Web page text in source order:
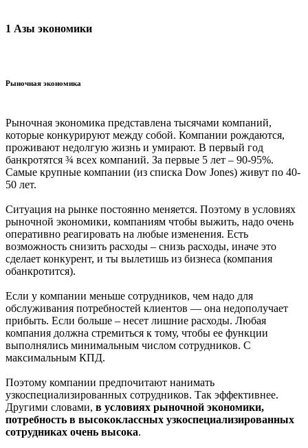
1 Азы экономики
Рыночная экономика
Рыночная экономика представлена тысячами компаний,
которые конкурируют между собой. Компании рождаются,
проживают недолгую жизнь и умирают. В первый год
банкротятся ¾ всех компаний. За первые 5 лет – 90-95%.
Самые крупные компании (из списка Dow Jones) живут по 40-
50 лет.
Ситуация на рынке постоянно меняется. Поэтому в условиях
рыночной экономики, компаниям чтобы выжить, надо очень
оперативно реагировать на любые изменения. Есть
возможность снизить расходы – снизь расходы, иначе это
сделает конкурент, и ты вылетишь из бизнеса (компания
обанкротится).
Если у компании меньше сотрудников, чем надо для
обслуживания потребностей клиентов — она недополучает
прибыть. Если больше – несет лишние расходы. Любая
компания должна стремиться к тому, чтобы ее функции
выполнялись минимальным числом сотрудников. С
максимальным КПД.
Поэтому компании предпочитают нанимать
узкоспециализированных сотрудников. Так эффективнее.
Другими словами, в условиях рыночной экономики,
потребность в высококлассных узкоспециализированных
сотрудниках очень высока.